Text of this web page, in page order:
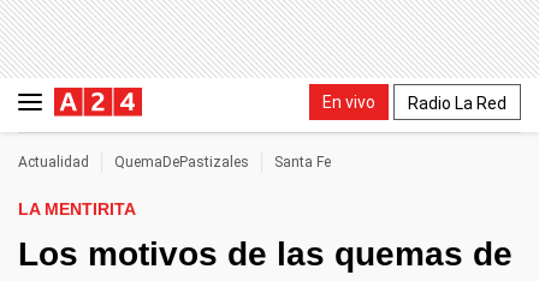
En vivo Radio La Red
Actualidad QuemaDePastizales Santa Fe
LA MENTIRITA
Los motivos de las quemas de